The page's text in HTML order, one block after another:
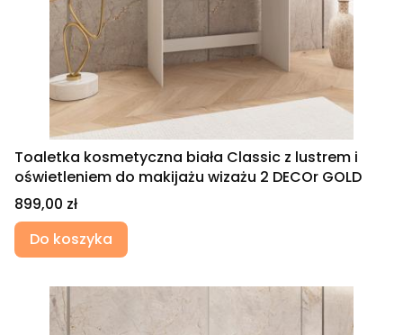
Toaletka kosmetyczna biała Classic z lustrem i
oświetleniem do makijażu wizażu 2 DECOr GOLD
Cena
899,00 zł
Do koszyka